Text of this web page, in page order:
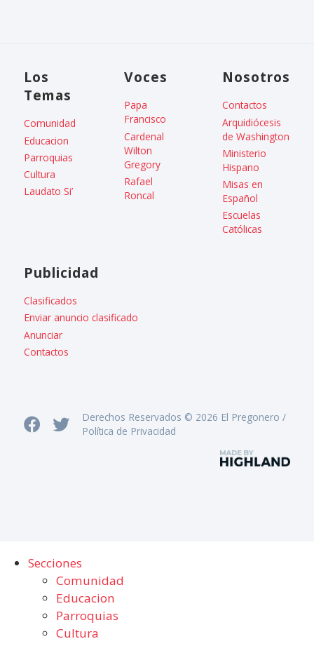
Los
Temas
Comunidad
Educacion
Parroquias
Cultura
Laudato Si’
Voces
Papa
Francisco
Cardenal
Wilton
Gregory
Rafael
Roncal
Nosotros
Contactos
Arquidiócesis
de Washington
Ministerio
Hispano
Misas en
Español
Escuelas
Católicas
Publicidad
Clasificados
Enviar anuncio clasificado
Anunciar
Contactos
Derechos Reservados © 2026 El Pregonero /
Política de Privacidad
Secciones
Comunidad
Educacion
Parroquias
Cultura